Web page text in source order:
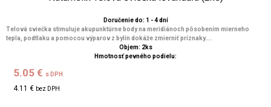
Doručenie do: 1 - 4 dní
Telová sviečka stimuluje akupunktúrne body na meridiánoch pôsobením mierneho
tepla, podtlaku a pomocou výparov z bylín dokáže zmierniť príznaky....
Objem: 2ks
Hmotnosť pevného podielu:
5.05 € s DPH
4.11 € bez DPH